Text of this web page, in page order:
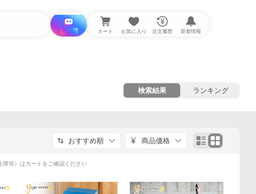
i と探す カート お気に入り 注文履歴 新着情報
検索結果 ランキング
おすすめ順 商品価格
限等）はカートをご確認ください